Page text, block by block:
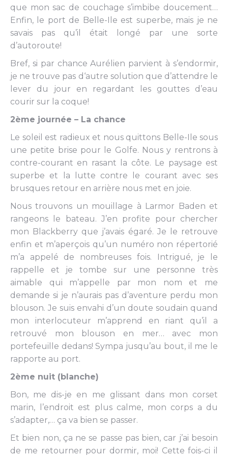
que mon sac de couchage s’imbibe doucement…
Enfin, le port de Belle-Ile est superbe, mais je ne
savais pas qu’il était longé par une sorte
d’autoroute!
Bref, si par chance Aurélien parvient à s’endormir,
je ne trouve pas d‘autre solution que d’attendre le
lever du jour en regardant les gouttes d’eau
courir sur la coque!
2ème journée – La chance
Le soleil est radieux et nous quittons Belle-Ile sous
une petite brise pour le Golfe. Nous y rentrons à
contre-courant en rasant la côte. Le paysage est
superbe et la lutte contre le courant avec ses
brusques retour en arrière nous met en joie.
Nous trouvons un mouillage à Larmor Baden et
rangeons le bateau. J’en profite pour chercher
mon Blackberry que j’avais égaré. Je le retrouve
enfin et m’aperçois qu’un numéro non répertorié
m’a appelé de nombreuses fois. Intrigué, je le
rappelle et je tombe sur une personne très
aimable qui m’appelle par mon nom et me
demande si je n’aurais pas d’aventure perdu mon
blouson. Je suis envahi d’un doute soudain quand
mon interlocuteur m’apprend en riant qu’il a
retrouvé mon blouson en mer… avec mon
portefeuille dedans! Sympa jusqu’au bout, il me le
rapporte au port.
2ème nuit (blanche)
Bon, me dis-je en me glissant dans mon corset
marin, l’endroit est plus calme, mon corps a du
s’adapter,… ça va bien se passer.
Et bien non, ça ne se passe pas bien, car j’ai besoin
de me retourner pour dormir, moi! Cette fois-ci il